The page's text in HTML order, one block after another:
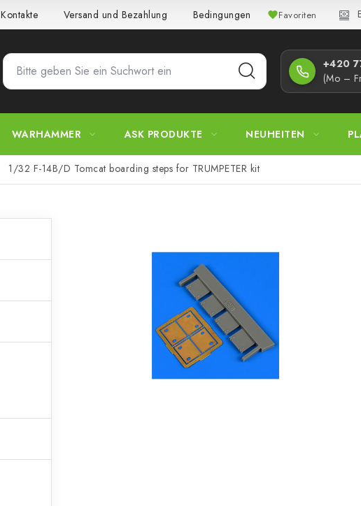
Kontakte Versand und Bezahlung Bedingungen und Konditionen
Favoriten
+420
(Mo –
WARHAMMER ASK PRODUKTE NEUHEITEN
1/32 F-14B/D Tomcat boarding steps for TRUMPETER kit